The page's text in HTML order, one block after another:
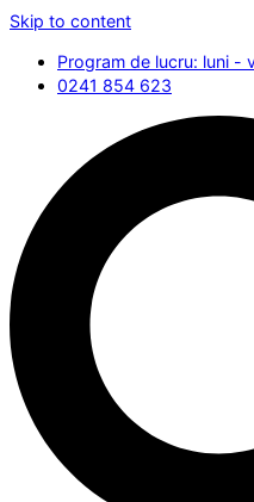
Skip to content
Program de lucru: luni -
0241 854 623